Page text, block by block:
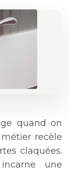
quand on
recèle
claquées.
une